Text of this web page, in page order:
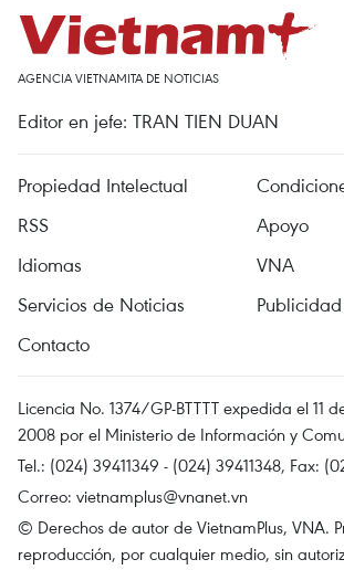
AGENCIA VIETNAMITA DE NOTICIAS
Editor en jefe: TRAN TIEN DUAN
Propiedad Intelectual
RSS
Apoyo
Idiomas
VNA
Servicios de Noticias
Publicidad
Contacto
Licencia No. 1374/GP-BTTTT expedida el 11
2008 por el Ministerio de Información y
Tel.: (024) 39411349 - (024) 39411348, Fax:
Correo: vietnamplus@vnanet.vn
© Derechos de autor de VietnamPlus, VNA.
reproducción, por cualquier medio, sin